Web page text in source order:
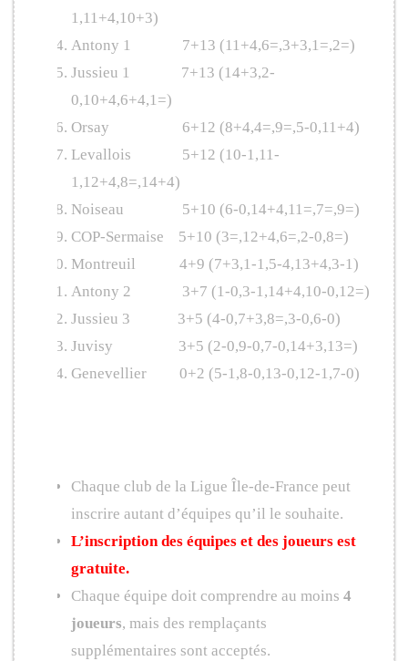
1,11+4,10+3)
Antony 1 7+13 (11+4,6=,3+3,1=,2=)
Jussieu 1 7+13 (14+3,2-
0,10+4,6+4,1=)
Orsay 6+12 (8+4,4=,9=,5-0,11+4)
Levallois 5+12 (10-1,11-
1,12+4,8=,14+4)
Noiseau 5+10 (6-0,14+4,11=,7=,9=)
COP-Sermaise 5+10 (3=,12+4,6=,2-0,8=)
Montreuil 4+9 (7+3,1-1,5-4,13+4,3-1)
Antony 2 3+7 (1-0,3-1,14+4,10-0,12=)
Jussieu 3 3+5 (4-0,7+3,8=,3-0,6-0)
Juvisy 3+5 (2-0,9-0,7-0,14+3,13=)
Genevellier 0+2 (5-1,8-0,13-0,12-1,7-0)
Chaque club de la Ligue Île-de-France peut
inscrire autant d’équipes qu’il le souhaite.
L’inscription des équipes et des joueurs est
gratuite.
Chaque équipe doit comprendre au moins 4
joueurs, mais des remplaçants
supplémentaires sont acceptés.